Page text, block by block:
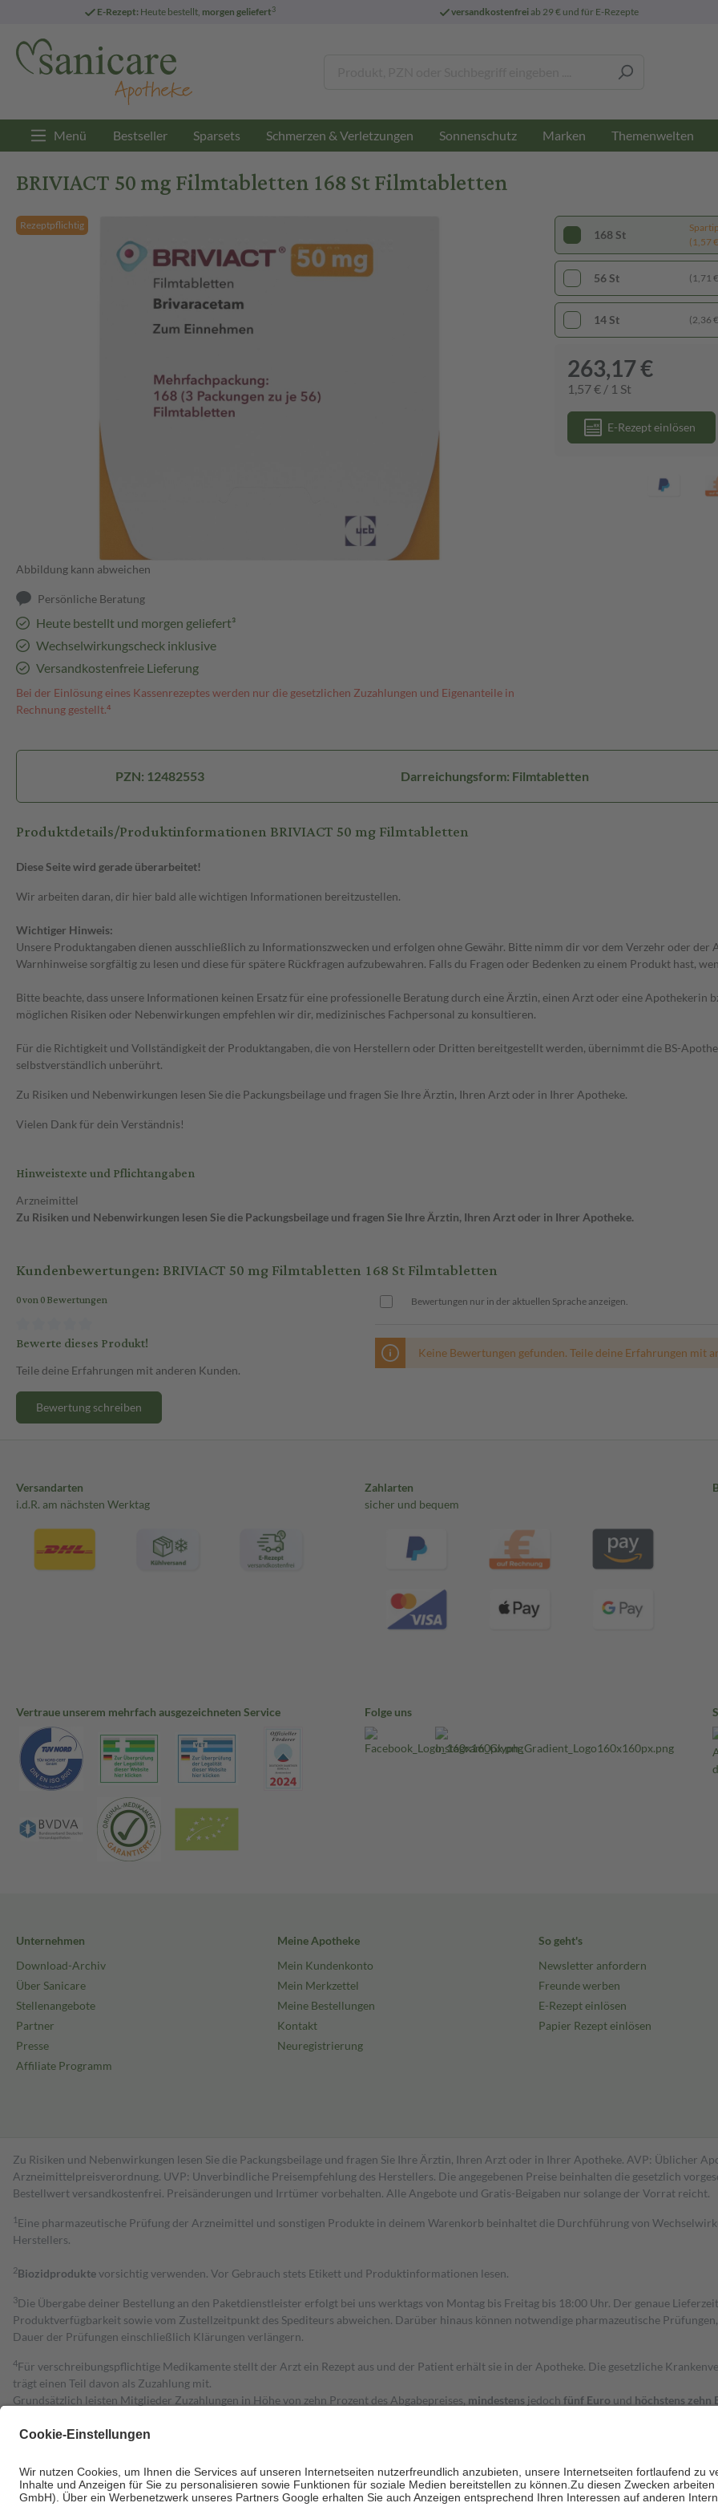
E-Rezept: Heute bestellt, morgen geliefert3 versandkostenfreiab 29 € und für E-Rezepte
Menü Bestseller Sparsets Schmerzen & Verletzungen Sonnenschutz Marken Themenwelten
BRIVIACT 50 mg Filmtabletten 168 St Filmtabletten
Rezeptpflichtig
Abbildung kann abweichen
Persönliche Beratung
Heute bestellt und morgen geliefert³
Wechselwirkungscheck inklusive
Versandkostenfreie Lieferung
Bei der Einlösung eines Kassenrezeptes werden nur die gesetzlichen Zuzahlungen und Eigenanteile in
Rechnung gestellt.⁴
168 St
(1,57
56 St (1,71
14 St (2,36
263,17 €
1,57 € / 1 St
E-Rezept einlösen
PZN: 12482553 Darreichungsform: Filmtabletten
Produktdetails/Produktinformationen BRIVIACT 50 mg Filmtabletten
Diese Seite wird gerade überarbeitet!
Wir arbeiten daran, dir hier bald alle wichtigen Informationen bereitzustellen.
Wichtiger Hinweis:
Unsere Produktangaben dienen ausschließlich zu Informationszwecken und erfolgen ohne Gewähr. Bitte nimm dir vor dem Verzehr oder
Warnhinweise sorgfältig zu lesen und diese für spätere Rückfragen aufzubewahren. Falls du Fragen oder Bedenken zu einem Produkt hast,
Bitte beachte, dass unsere Informationen keinen Ersatz für eine professionelle Beratung durch eine Ärztin, einen Arzt oder eine Apothekerin
möglichen Risiken oder Nebenwirkungen empfehlen wir dir, medizinisches Fachpersonal zu konsultieren.
Für die Richtigkeit und Vollständigkeit der Produktangaben, die von Herstellern oder Dritten bereitgestellt werden, übernimmt die BS-
selbstverständlich unberührt.
Zu Risiken und Nebenwirkungen lesen Sie die Packungsbeilage und fragen Sie Ihre Ärztin, Ihren Arzt oder in Ihrer Apotheke.
Vielen Dank für dein Verständnis!
Hinweistexte und Pflichtangaben
Arzneimittel
Zu Risiken und Nebenwirkungen lesen Sie die Packungsbeilage und fragen Sie Ihre Ärztin, Ihren Arzt oder in Ihrer Apotheke.
Kundenbewertungen: BRIVIACT 50 mg Filmtabletten 168 St Filmtabletten
0 von 0 Bewertungen
Bewerte dieses Produkt!
Teile deine Erfahrungen mit anderen Kunden.
Bewertung schreiben
Bewertungen nur in der aktuellen Sprache anzeigen.
Keine Bewertungen gefunden. Teile deine Erfahrungen mit
Versandarten
i.d.R. am nächsten Werktag
Zahlarten
sicher und bequem
Vertraue unserem mehrfach ausgezeichneten Service Folge uns
Unternehmen
Download-Archiv
Über Sanicare
Stellenangebote
Partner
Presse
Affiliate Programm
Meine Apotheke
Mein Kundenkonto
Mein Merkzettel
Meine Bestellungen
Kontakt
Neuregistrierung
So geht's
Newsletter anfordern
Freunde werben
E-Rezept einlösen
Papier Rezept einlösen
Zu Risiken und Nebenwirkungen lesen Sie die Packungsbeilage und fragen Sie Ihre Ärztin, Ihren Arzt oder in Ihrer Apotheke. AVP: Üblicher
Arzneimittelpreisverordnung. UVP: Unverbindliche Preisempfehlung des Herstellers. Die angegebenen Preise beinhalten die gesetzlich
Bestell­wert versand­kosten­frei. Preisänderungen und Irrtümer vorbehalten. Alle Angebote und Gratis-Beigaben nur solange der Vorrat reicht.
1 Eine pharmazeutische Prüfung der Arzneimittel und sonstigen Produkte in deinem Warenkorb beinhaltet die Durchführung von
Herstellers.
2Biozidproduktevorsichtig verwenden. Vor Gebrauch stets Etikett und Produktinformationen lesen.
3Die Übergabe deiner Bestellung an den Paketdienstleister erfolgt bei uns werktags von Montag bis Freitag bis 18:00 Uhr. Der genaue
Produktverfügbarkeit sowie vom Zustellzeitpunkt des Spediteurs abweichen. Darüber hinaus können notwendige pharmazeutische
Dauer der Prüfungen einschließlich Klärungen verlängern.
4Für verschreibungspflichtige Medikamente stellt der Arzt ein Rezept aus und der Patient erhält sie in der Apotheke. Die gesetzliche
trägt einen Teil davon als Zuzahlung mit.
Grundsätzlich leisten Mitglieder Zuzahlungen in Höhe von zehn Prozent des Abgabepreises, mindestens jedoch fünf Euro und höchstens zehn
Diese Regeln gelten grundsätzlich auch für Online-Apotheken.
Um das Engagement der Versicherten für ihre eigene Gesundheit zu stärken und die besondere Stellung der Familie zu unterstützen, fallen
• Kindern und Jugendlichen bis zum vollendeten 18. Lebensjahr mit Ausnahme der Fahrkosten
• Untersuchungen zur Vorsorge und Früherkennung, die von der GKV getragen werden